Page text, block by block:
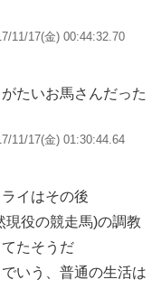
11/17(金) 00:44:32.70
たいお馬さんだった
11/17(金) 01:30:44.64
イはその後
現役の競走馬)の調教
たそうだ
いう、普通の生活は